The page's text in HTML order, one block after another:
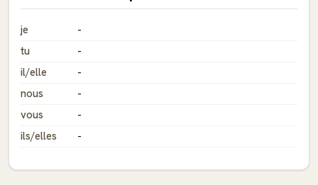
je
-
tu
-
il/elle
-
nous
-
vous
-
ils/elles
-